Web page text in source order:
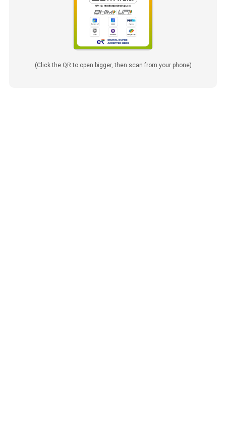
(Click the QR to open bigger, then scan from your phone)